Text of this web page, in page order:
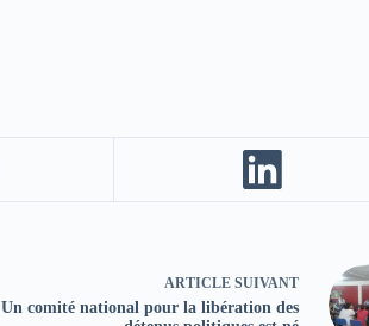
ARTICLE SUIVANT
Un comité national pour la libération des